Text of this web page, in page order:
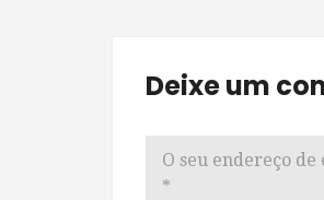
Deixe um
O seu endereço
*